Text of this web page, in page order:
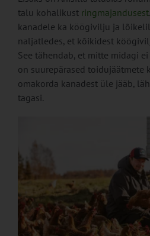
talu kohalikust ringmajandusest
kanadele ka köögivilju ja
naljatledes, et kõikidest
See tähendab, et mitte midagi
on suurepärased toidujäätmete
omakorda kanadest üle jääb,
tagasi.